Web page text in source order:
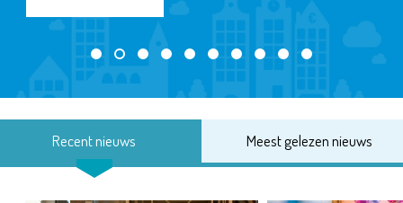
Recent nieuws Meest gelezen nieuws